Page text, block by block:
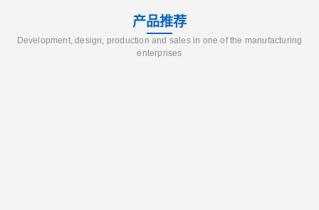
产品推荐
Development, design, production and sales in one of the manufacturing
enterprises